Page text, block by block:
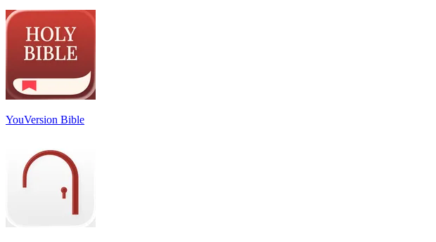
YouVersion Bible